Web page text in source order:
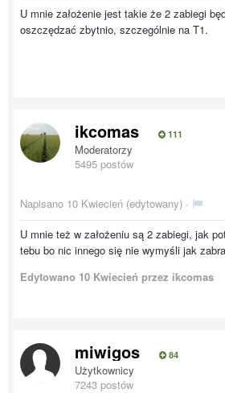
U mnie założenie jest takie że 2 zabiegi
oszczędzać zbytnio, szczególnie na T1.
ikcomas 111
Moderatorzy
5495 postów
Napisano 10 Kwiecień (edytowany) ·
U mnie też w założeniu są 2 zabiegi, jak
tebu bo nic innego się nie wymyśli jak
Edytowano 10 Kwiecień przez ikcomas
miwigos 84
Użytkownicy
7243 postów